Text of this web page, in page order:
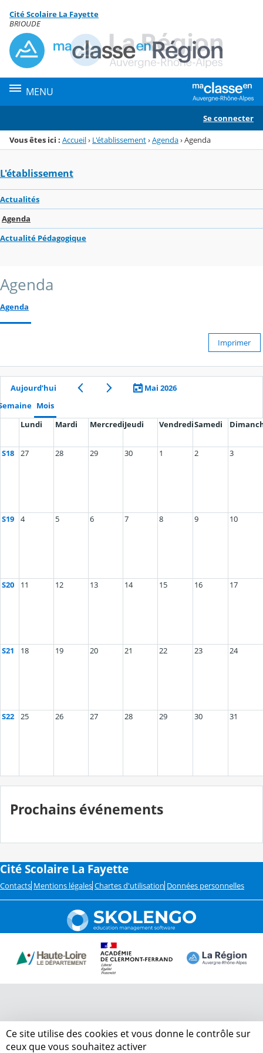
Menu de la rubrique
Contenu
Cité Scolaire La Fayette
BRIOUDE
MENU
Se connecter
Vous êtes ici : Accueil› L'établissement›Agenda›Agenda
L'établissement
Actualités
Agenda
Actualité Pédagogique
Agenda
Agenda
Imprimer
Aujourd’hui
Mai 2026
Mois
Lundi
Mardi MercrediJeudi VendrediSamedi
S18 27 28 29 30 1 2 3
S19 4 5 6 7 8 9 10
S20 11 12 13 14 15 16 17
S21 18 19 20 21 22 23 24
S22 25 26 27 28 29 30 31
Prochains événements
Cité Scolaire La Fayette
Contacts Mentions légales Chartes d'utilisation Données personnelles
Ce site utilise des cookies et vous donne le contrôle sur
ceux que vous souhaitez activer